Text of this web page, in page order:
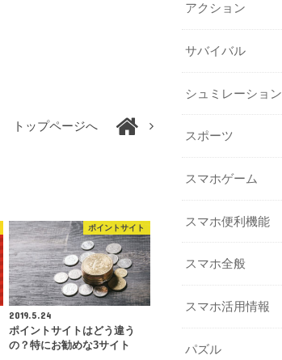
トップページへ
ポイントサイト
2019.5.24
ポイントサイトはどう違う
の？特にお勧めな3サイト
アクション
サバイバル
シュミレーション
スポーツ
スマホゲーム
スマホ便利機能
スマホ全般
スマホ活用情報
パズル